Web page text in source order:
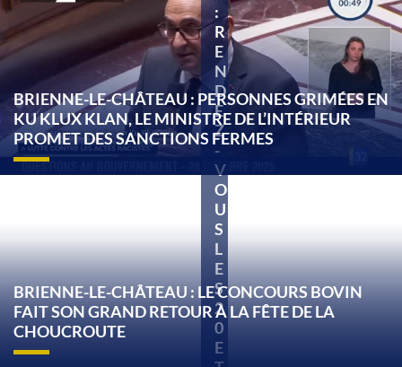
BRIENNE-LE-CHÂTEAU : PERSONNES GRIMÉES EN
KU KLUX KLAN, LE MINISTRE DE L’INTÉRIEUR
PROMET DES SANCTIONS FERMES
BRIENNE-LE-CHÂTEAU : LE CONCOURS BOVIN
FAIT SON GRAND RETOUR À LA FÊTE DE LA
CHOUCROUTE
:
R
E
N
D
E
Z
-
V
O
U
S
L
E
S
2
0
E